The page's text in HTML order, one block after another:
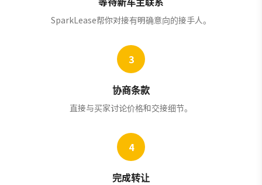
SparkLease帮你对接有明确意向的接手人。
3
协商条款
直接与买家讨论价格和交接细节。
4
完成转让